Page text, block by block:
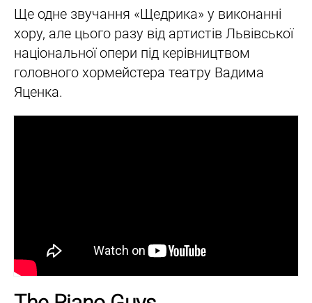
Ще одне звучання «Щедрика» у виконанні
хору, але цього разу від артистів Львівської
національної опери під керівництвом
головного хормейстера театру Вадима
Яценка.